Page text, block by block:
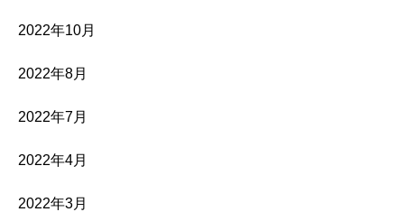
2022年10月
2022年8月
2022年7月
2022年4月
2022年3月